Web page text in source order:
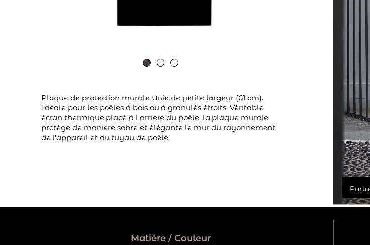
Plaque de protection murale Unie de petite largeur (61 cm).
Idéale pour les poêles à bois ou à granulés étroits. Véritable
écran thermique placé à l'arrière du poêle, la plaque murale
protège de manière sobre et élégante le mur du rayonnement
de l'appareil et du tuyau de poêle.
Matière / Couleur